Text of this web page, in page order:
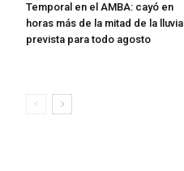
Temporal en el AMBA: cayó en
horas más de la mitad de la lluvia
prevista para todo agosto